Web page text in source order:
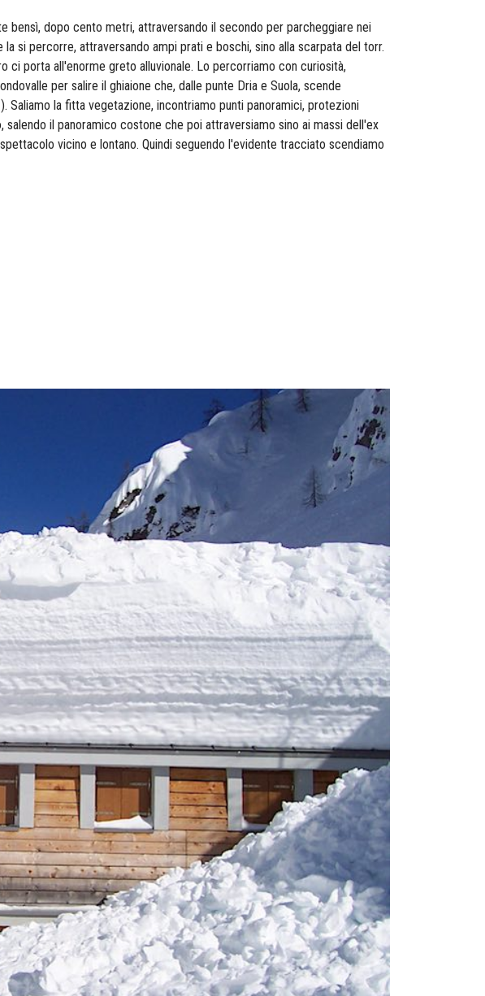
bensì, dopo cento metri, attraversando il secondo per parcheggiare nei
si percorre, attraversando ampi prati e boschi, sino alla scarpata del torr.
ci porta all'enorme greto alluvionale. Lo percorriamo con curiosità,
per salire il ghiaione che, dalle punte Dria e Suola, scende
la fitta vegetazione, incontriamo punti panoramici, protezioni
il panoramico costone che poi attraversiamo sino ai massi dell'ex
vicino e lontano. Quindi seguendo l'evidente tracciato scendiamo